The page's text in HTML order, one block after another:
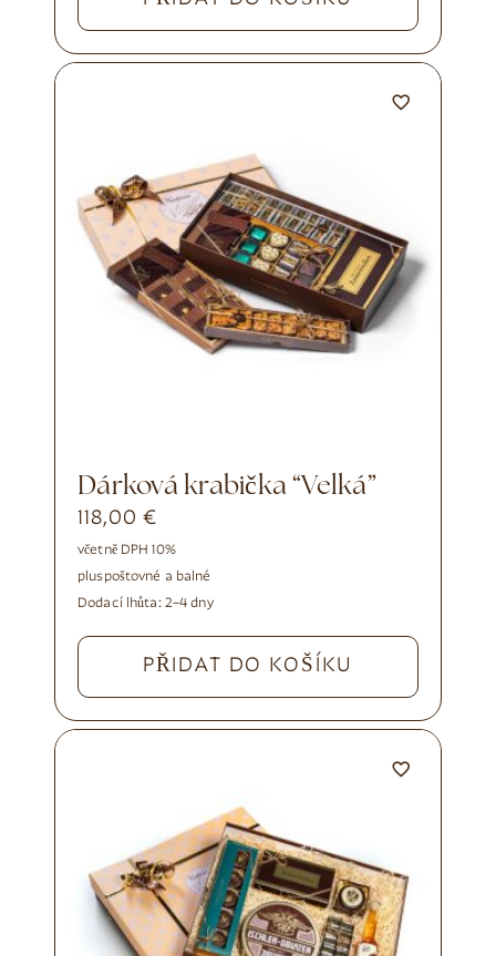
Dárková krabička “Velká”
118,00 €
včetně DPH 10%
pluspoštovné a balné
Dodací lhůta: 2–4 dny
PŘIDAT DO KOŠÍKU